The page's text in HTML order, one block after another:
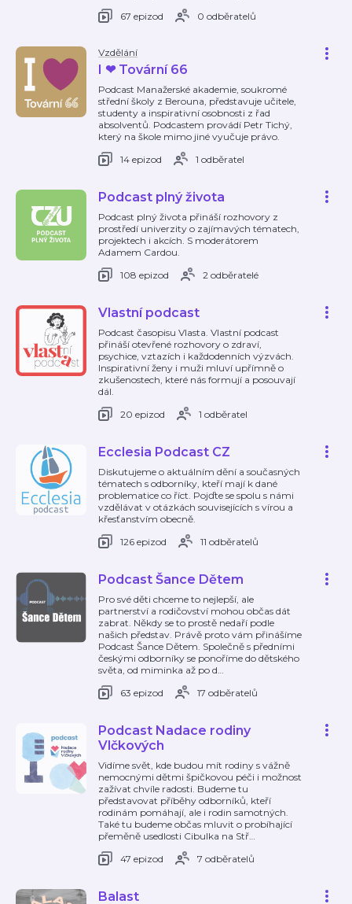
67 epizod
0 odběratelů
Vzdělání
I ❤ Tovární 66
Podcast Manažerské akademie, soukromé
střední školy z Berouna, představuje učitele,
studenty a inspirativní osobnosti z řad
absolventů. Podcastem provádí Petr Tichý,
který na škole mimo jiné vyučuje právo.
14 epizod
1 odběratel
Podcast plný života
Podcast plný života přináší rozhovory z
prostředí univerzity o zajímavých tématech,
projektech i akcích. S moderátorem
Adamem Cardou.
108 epizod
2 odběratelé
Vlastní podcast
Podcast časopisu Vlasta. Vlastní podcast
přináší otevřené rozhovory o zdraví,
psychice, vztazích i každodenních výzvách.
Inspirativní ženy i muži mluví upřímně o
zkušenostech, které nás formují a posouvají
dál.
20 epizod
1 odběratel
Ecclesia Podcast CZ
Diskutujeme o aktuálním dění a současných
tématech s odborníky, kteří mají k dané
problematice co říct. Pojďte se spolu s námi
vzdělávat v otázkách souvisejících s vírou a
křesťanstvím obecně.
126 epizod
11 odběratelů
Podcast Šance Dětem
Pro své děti chceme to nejlepší, ale
partnerství a rodičovství mohou občas dát
zabrat. Někdy se to prostě nedaří podle
našich představ. Právě proto vám přinášíme
Podcast Šance Dětem. Společně s předními
českými odborníky se ponoříme do dětského
světa, od miminka až po d…
63 epizod
17 odběratelů
Podcast Nadace rodiny
Vlčkových
Vidíme svět, kde budou mít rodiny s vážně
nemocnými dětmi špičkovou péči i možnost
zažívat chvíle radosti. Budeme tu
představovat příběhy odborníků, kteří
rodinám pomáhají, ale i rodin samotných.
Také tu budeme občas mluvit o probíhající
přeměně usedlosti Cibulka na Stř…
47 epizod
7 odběratelů
Balast